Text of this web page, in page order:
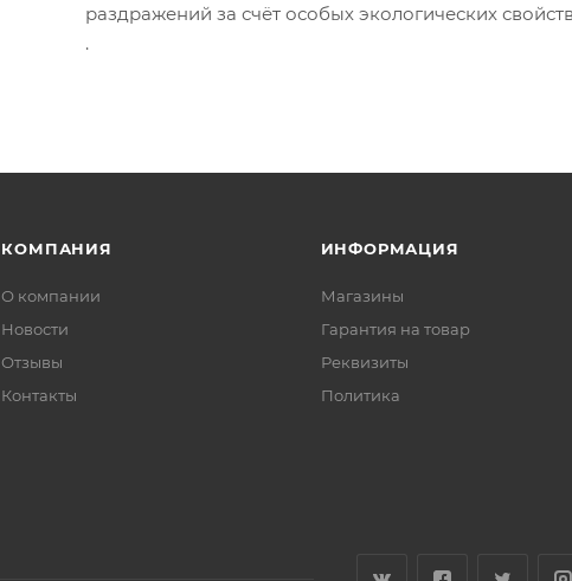
раздражений за счёт особых экологических
.
КОМПАНИЯ
О компании
Новости
Отзывы
Контакты
ИНФОРМАЦИЯ
Магазины
Гарантия на товар
Реквизиты
Политика